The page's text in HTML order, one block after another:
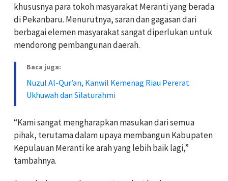
khususnya para tokoh masyarakat Meranti yang berada
di Pekanbaru. Menurutnya, saran dan gagasan dari
berbagai elemen masyarakat sangat diperlukan untuk
mendorong pembangunan daerah.
Baca juga:
Nuzul Al-Qur’an, Kanwil Kemenag Riau Pererat
Ukhuwah dan Silaturahmi
“Kami sangat mengharapkan masukan dari semua
pihak, terutama dalam upaya membangun Kabupaten
Kepulauan Meranti ke arah yang lebih baik lagi,”
tambahnya.